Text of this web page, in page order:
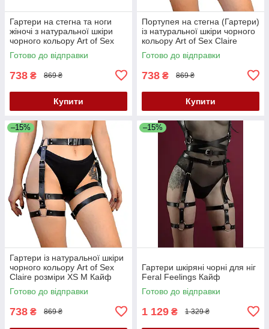
Гартери на стегна та ноги
жіночі з натуральної шкіри
чорного кольору Art of Sex
Melani розміри L 2XL Кайф
Готово до відправки
738 ₴ 869 ₴
Купити
Портупея на стегна (Гартери)
із натуральної шкіри чорного
кольору Art of Sex Claire
розміри L 2XL Кайф
Готово до відправки
738 ₴ 869 ₴
Купити
–15%
Гартери із натуральної шкіри
чорного кольору Art of Sex
Claire розміри XS М Кайф
Готово до відправки
738 ₴ 869 ₴
–15%
Гартери шкіряні чорні для ніг
Feral Feelings Кайф
Готово до відправки
1 129 ₴ 1 329 ₴